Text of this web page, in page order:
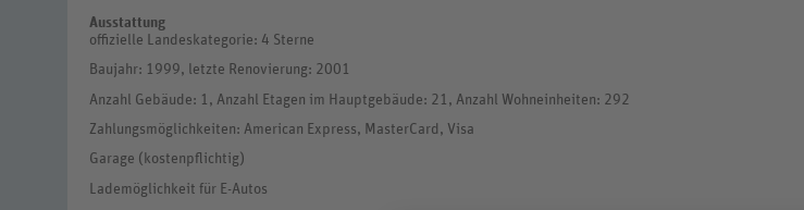
Ausstattung
offizielle Landeskategorie: 4 Sterne
Baujahr: 1999, letzte Renovierung: 2001
Anzahl Gebäude: 1, Anzahl Etagen im Hauptgebäude: 21, Anzahl Wohneinheiten: 292
Zahlungsmöglichkeiten: American Express, MasterCard, Visa
Garage (kostenpflichtig)
Lademöglichkeit für E-Autos